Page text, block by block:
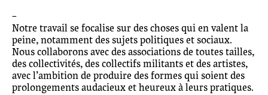
–
Notre travail se focalise sur des choses qui en valent la
peine, notamment des sujets politiques et sociaux.
Nous collaborons avec des associations de toutes tailles,
des collectivités, des collectifs militants et des artistes,
avec l’ambition de produire des formes qui soient des
prolongements audacieux et heureux à leurs pratiques.